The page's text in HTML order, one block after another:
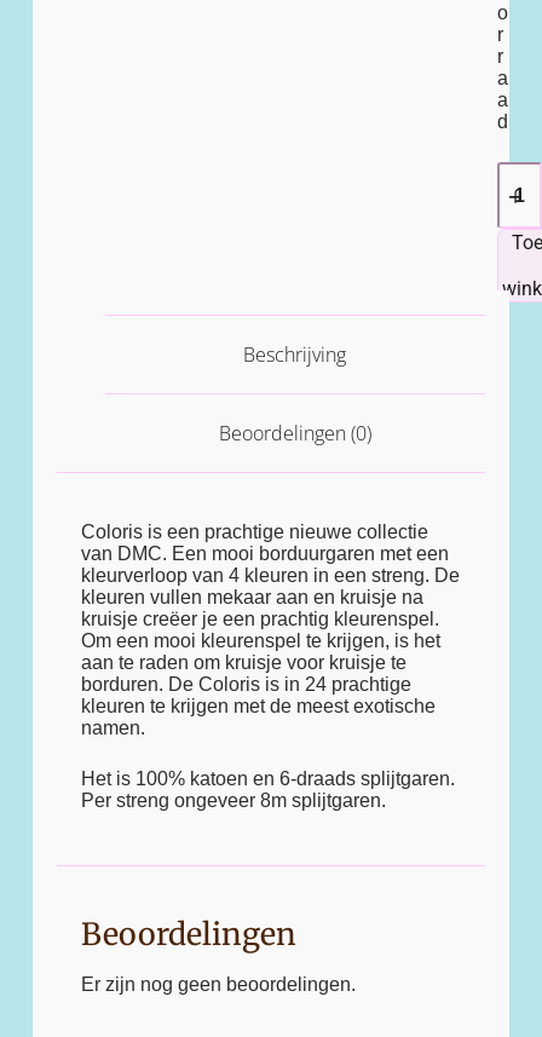
o
r
r
a
a
d
Beschrijving
Beoordelingen (0)
Coloris is een prachtige nieuwe collectie
van DMC. Een mooi borduurgaren met een
kleurverloop van 4 kleuren in een streng. De
kleuren vullen mekaar aan en kruisje na
kruisje creëer je een prachtig kleurenspel.
Om een mooi kleurenspel te krijgen, is het
aan te raden om kruisje voor kruisje te
borduren. De Coloris is in 24 prachtige
kleuren te krijgen met de meest exotische
namen.
Het is 100% katoen en 6-draads splijtgaren.
Per streng ongeveer 8m splijtgaren.
Beoordelingen
Er zijn nog geen beoordelingen.